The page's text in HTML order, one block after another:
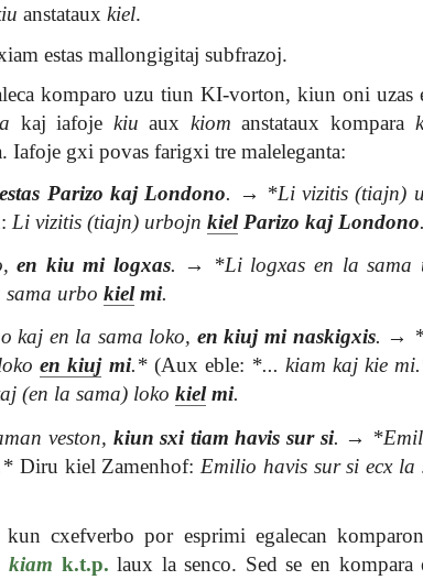
anstataux kiel.
estas mallongigitaj subfrazoj.
komparo uzu tiun KI-vorton, kiun oni uzas
kaj iafoje kiu aux kiom anstataux kompara
Iafoje gxi povas farigxi tre maleleganta:
Parizo kaj Londono. → *Li vizitis (tiajn)
Li vizitis (tiajn) urbojn kielParizo kaj Londono.
en kiu mi logxas. → *Li logxas en la
urbo kielmi.
kaj en la sama loko, en kiuj mi naskigxis. →
en kiujmi.*(Aux eble: *... kiam kaj kie
(en la sama) loko kielmi.
veston, kiun sxi tiam havis sur si. →
Diru kiel Zamenhof: Emilio havis sur si ecx la
cxefverbo por esprimi egalecan
kiam k.t.p. laux la senco. Sed se en kompara